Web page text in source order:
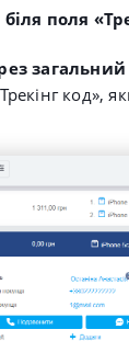
біля поля
код»,